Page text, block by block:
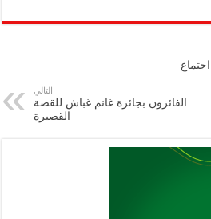
at
A
p
gr
ai
ar
التالي
الفائزون بجائزة غانم غباش للقصة
القصيرة